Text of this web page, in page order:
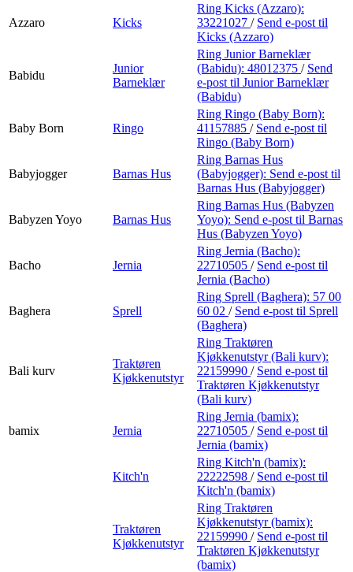
Azzaro Kicks
Ring Kicks (Azzaro):
33221027 / Send e-post til
Kicks (Azzaro)
Babidu
Junior
Barneklær
Ring Junior Barneklær
(Babidu): 48012375 / Send
e-post til Junior Barneklær
(Babidu)
Baby Born Ringo
Ring Ringo (Baby Born):
41157885 / Send e-post til
Ringo (Baby Born)
Babyjogger Barnas Hus
Ring Barnas Hus
(Babyjogger): Send e-post til
Barnas Hus (Babyjogger)
Babyzen Yoyo Barnas Hus
Ring Barnas Hus (Babyzen
Yoyo): Send e-post til Barnas
Hus (Babyzen Yoyo)
Bacho Jernia
Ring Jernia (Bacho):
22710505 / Send e-post til
Jernia (Bacho)
Baghera Sprell
Ring Sprell (Baghera): 57 00
60 02 / Send e-post til Sprell
(Baghera)
Bali kurv
Traktøren
Kjøkkenutstyr
Ring Traktøren
Kjøkkenutstyr (Bali kurv):
22159990 / Send e-post til
Traktøren Kjøkkenutstyr
(Bali kurv)
bamix Jernia
Ring Jernia (bamix):
22710505 / Send e-post til
Jernia (bamix)
Kitch'n
Ring Kitch'n (bamix):
22222598 / Send e-post til
Kitch'n (bamix)
Traktøren
Kjøkkenutstyr
Ring Traktøren
Kjøkkenutstyr (bamix):
22159990 / Send e-post til
Traktøren Kjøkkenutstyr
(bamix)